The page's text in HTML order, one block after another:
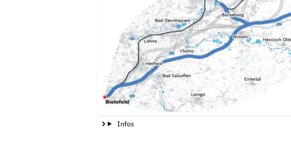
Infos